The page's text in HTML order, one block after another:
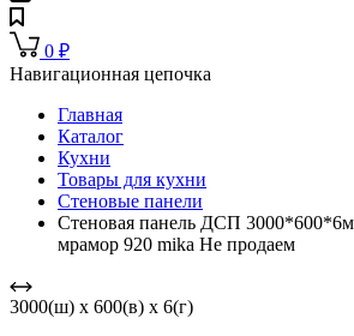
0 ₽
Навигационная цепочка
Главная
Каталог
Кухни
Товары для кухни
Стеновые панели
Стеновая панель ДСП
мрамор 920 mika Не продаем
3000(ш) x 600(в) x 6(г)